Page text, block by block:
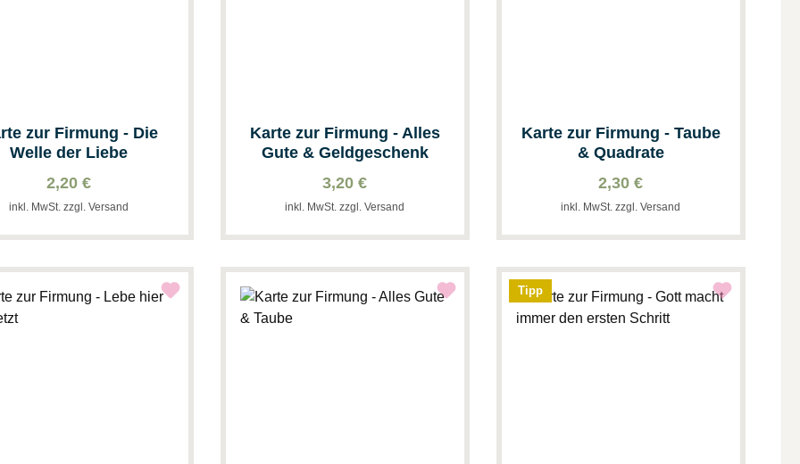
zur Firmung - Die
Welle der Liebe
2,20 €
inkl. MwSt. zzgl. Versand
Karte zur Firmung - Alles
Gute & Geldgeschenk
3,20 €
inkl. MwSt. zzgl. Versand
Karte zur Firmung - Taube
& Quadrate
2,30 €
inkl. MwSt. zzgl. Versand
Tipp